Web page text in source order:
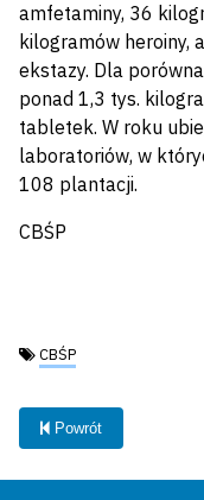
amfetaminy, 36
kilogramów heroiny,
ekstazy. Dla
ponad 1,3 tys.
tabletek. W roku
laboratoriów, w
108 plantacji.
CBŚP
Tagi:
CBŚP
Powrót